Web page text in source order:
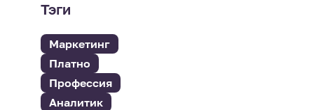
Тэги
Маркетинг
Платно
Профессия
Аналитик